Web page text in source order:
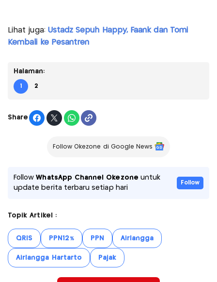
Lihat juga: Ustadz Sepuh Happy, Faank dan Tomi
Kembali ke Pesantren
Halaman:
1 2
Share
Follow Okezone di Google News
FollowWhatsApp Channel Okezone untuk
update berita terbaru setiap hari
Follow
Topik Artikel :
QRIS PPN12% PPN Airlangga
Airlangga Hartarto Pajak